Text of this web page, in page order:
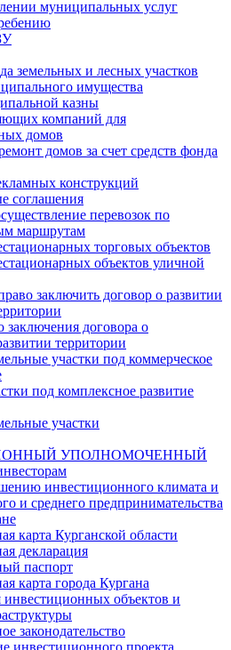
муниципальных услуг
земельных и лесных участков
имущества
казны
компаний для
домов
домов за счет средств фонда
конструкций
соглашения
перевозок по
маршрутам
торговых объектов
объектов уличной
заключить договор о развитии
заключения договора о
территории
участки под коммерческое
под комплексное развитие
участки
УПОЛНОМОЧЕННЫЙ
инвестиционного климата и
и среднего предпринимательства
карта Курганской области
декларация
паспорт
карта города Кургана
инвестиционных объектов и
законодательство
инвестиционного проекта